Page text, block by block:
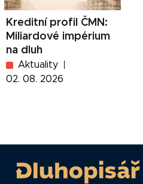
Kreditní profil ČMN:
Miliardové impérium
na dluh
Aktuality
02. 08. 2026